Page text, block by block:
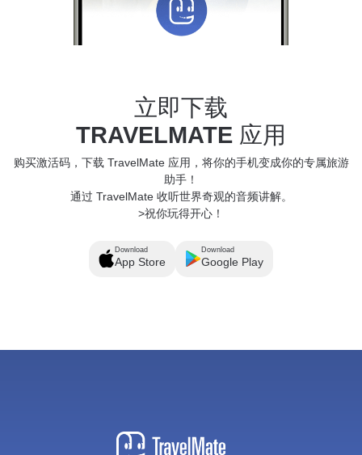
立即下载
TRAVELMATE 应用
购买激活码，下载 TravelMate 应用，将你的手机变成你的专属旅游
助手！
通过 TravelMate 收听世界奇观的音频讲解。
>祝你玩得开心！
Download
App Store
Download
Google Play